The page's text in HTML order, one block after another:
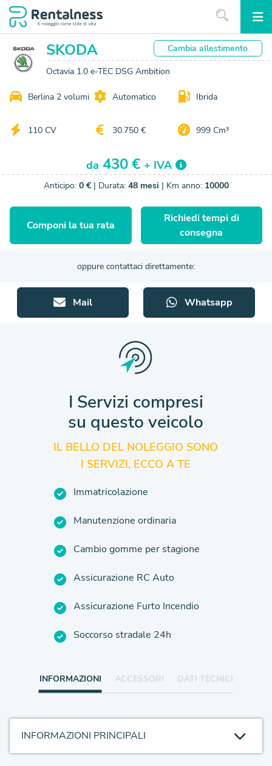
SKODA
Octavia 1.0 e-TEC DSG Ambition
Cambiaallestimento
Berlina 2 volumi Automatico Ibrida
110 CV 30.750 € 999 Cm³
da 430 € + IVA
Anticipo: 0 €| Durata: 48 mesi | Km anno: 10000
Componi la tua rata
Richiedi tempi di
consegna
oppure contattaci direttamente:
Mail Whatsapp
I Servizi compresi
su questo veicolo
IL BELLO DEL NOLEGGIO SONO
I SERVIZI, ECCO A TE
Immatricolazione
Manutenzione ordinaria
Cambio gomme per stagione
Assicurazione RC Auto
Assicurazione Furto Incendio
Soccorso stradale 24h
INFORMAZIONI ACCESSORI DATI TECNICI
INFORMAZIONI PRINCIPALI